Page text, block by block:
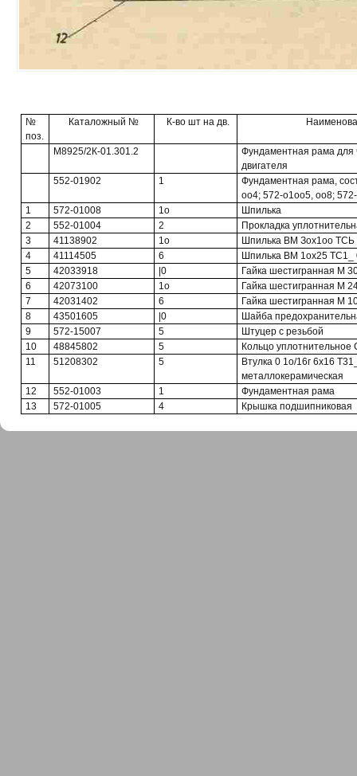
№
поз.
Каталожный № К-во шт на дв.
М8925/2К-01.301.2
Фундаментная рама для
двигателя
552-01902
1
Фундаментная рама,
оо4; 572-о1оо5, оо8;
1
572-01008 1о
Шпилька
2
552-01004 2
Прокладка
3
41138902 1о
Шпилька ВМ Зох1оо ТСЬ
4
41114505 6
Шпилька ВМ 1ох25 ТС1_
5
42033918 |0
Гайка шестигранная М
6
42073100 1о
Гайка шестигранная М
7
42031402 6
Гайка шестигранная М
8
43501605 |0
Шайба
9
572-15007 5
Штуцер с резьбой
10
48845802 5
Кольцо
11
51208302 5
Втулка 0 1о/16г 6x16
металлокерамическая
12
552-01003 1
Фундаментная рама
13
572-01005 4 Крышка подшипниковая